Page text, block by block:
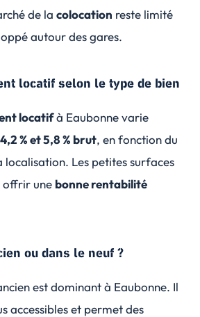
de la colocation reste limité
autour des gares.
locatif selon le type de bien
locatifà Eaubonne varie
4,2 % et 5,8 % brut, en fonction du
localisation. Les petites surfaces
offrir une bonne rentabilité
ou dans le neuf ?
est dominant à Eaubonne. Il
accessibles et permet des